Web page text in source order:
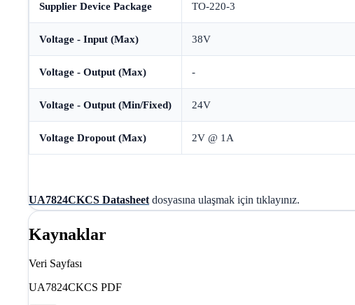
Supplier Device Package TO-220-3
Voltage - Input (Max) 38V
Voltage - Output (Max) -
Voltage - Output (Min/Fixed) 24V
Voltage Dropout (Max) 2V @ 1A
UA7824CKCS Datasheet dosyasına ulaşmak için tıklayınız.
Kaynaklar
Veri Sayfası
UA7824CKCS PDF